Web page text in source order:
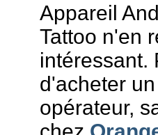
Appareil
Tattoo n'en
intéressant.
d'acheter
opérateur,